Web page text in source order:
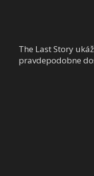
The Last Story
pravdepodobne